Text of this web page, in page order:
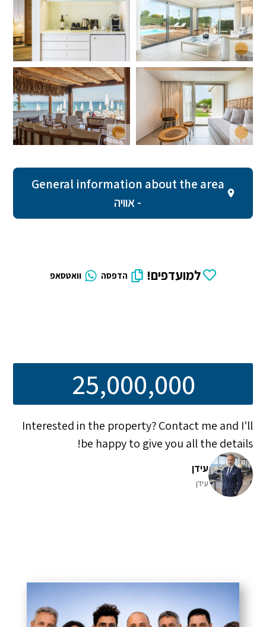
General information about the area
- אוויה
למועדפים! הדפסה וואטסאפ
25,000,000
Interested in the property? Contact me and I'll
be happy to give you all the details!
עידן
עידן